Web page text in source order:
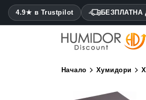
4.9★ в Trustpilot БЕЗПЛАТНА
Начало Хумидори